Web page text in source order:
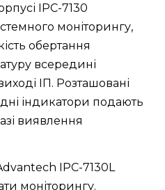
IPC-7130
моніторингу,
обертання
всередині
ІП. Розташовані
індикатори подають
виявлення
IPC-7130L
моніторингу.